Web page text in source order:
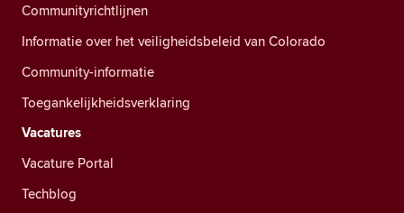
Communityrichtlijnen
Informatie over het veiligheidsbeleid van Colorado
Community-informatie
Toegankelijkheidsverklaring
Vacatures
Vacature Portal
Techblog